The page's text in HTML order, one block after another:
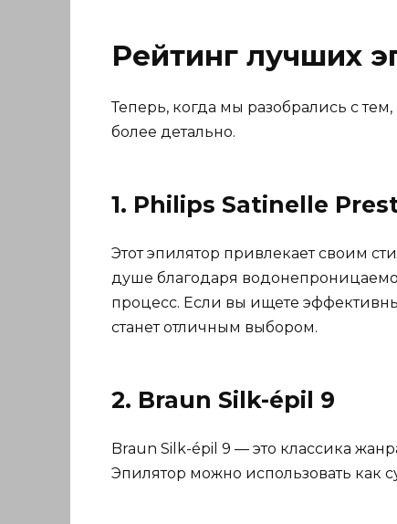
Рейтинг лучших
Теперь, когда мы разобрались с
более детально.
1. Philips Satinelle
Этот эпилятор привлекает своим
душе благодаря
процесс. Если вы ищете
станет отличным выбором.
2. Braun Silk-épil 9
Braun Silk-épil 9 — это классика
Эпилятор можно использовать как